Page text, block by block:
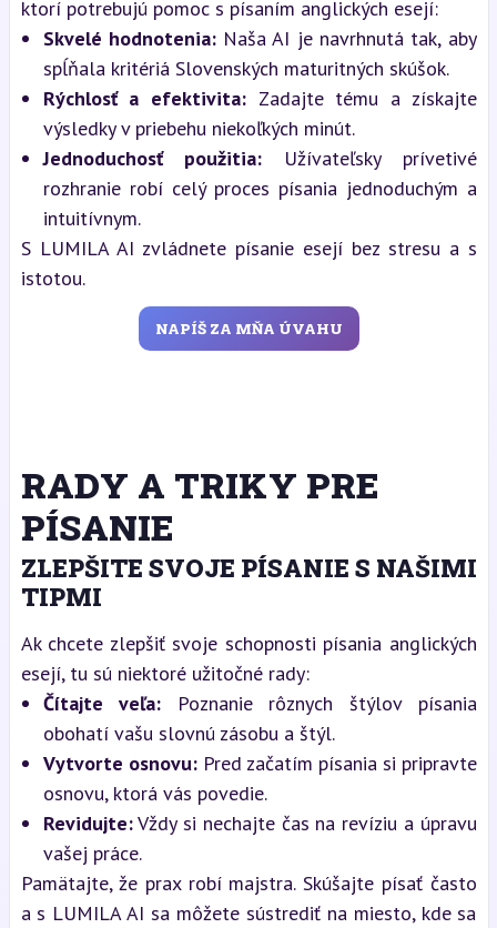
ktorí potrebujú pomoc s písaním anglických esejí:
Skvelé hodnotenia:Naša AI je navrhnutá tak, aby
spĺňala kritériá Slovenských maturitných skúšok.
Rýchlosť a efektivita:Zadajte tému a získajte
výsledky v priebehu niekoľkých minút.
Jednoduchosť použitia: Užívateľsky prívetivé
rozhranie robí celý proces písania jednoduchým a
intuitívnym.
S LUMILA AI zvládnete písanie esejí bez stresu a s
istotou.
NAPÍŠ ZA MŇA ÚVAHU
RADY A TRIKY PRE
PÍSANIE
ZLEPŠITE SVOJE PÍSANIE S NAŠIMI
TIPMI
Ak chcete zlepšiť svoje schopnosti písania anglických
esejí, tu sú niektoré užitočné rady:
Čítajte veľa: Poznanie rôznych štýlov písania
obohatí vašu slovnú zásobu a štýl.
Vytvorte osnovu:Pred začatím písania si pripravte
osnovu, ktorá vás povedie.
Revidujte:Vždy si nechajte čas na revíziu a úpravu
vašej práce.
Pamätajte, že prax robí majstra. Skúšajte písať často
a s LUMILA AI sa môžete sústrediť na miesto, kde sa